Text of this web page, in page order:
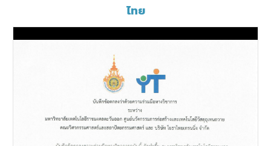
ไทย